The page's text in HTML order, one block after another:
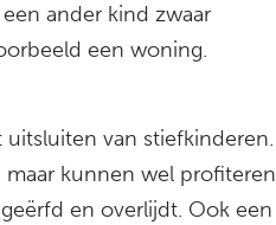
ander kind zwaar
een woning.
van stiefkinderen.
kunnen wel profiteren
en overlijdt. Ook een